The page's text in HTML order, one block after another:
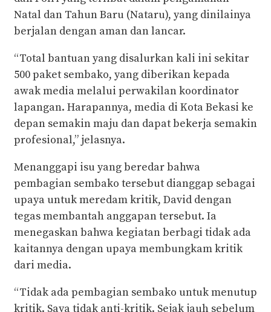
Natal dan Tahun Baru (Nataru), yang dinilainya
berjalan dengan aman dan lancar.
“Total bantuan yang disalurkan kali ini sekitar
500 paket sembako, yang diberikan kepada
awak media melalui perwakilan koordinator
lapangan. Harapannya, media di Kota Bekasi ke
depan semakin maju dan dapat bekerja semakin
profesional,” jelasnya.
Menanggapi isu yang beredar bahwa
pembagian sembako tersebut dianggap sebagai
upaya untuk meredam kritik, David dengan
tegas membantah anggapan tersebut. Ia
menegaskan bahwa kegiatan berbagi tidak ada
kaitannya dengan upaya membungkam kritik
dari media.
“Tidak ada pembagian sembako untuk menutup
kritik. Saya tidak anti-kritik. Sejak jauh sebelum